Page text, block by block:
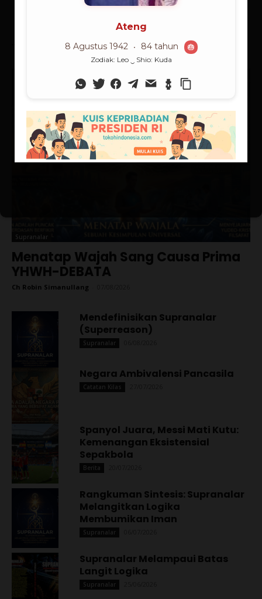
Supranalar
Menatap Wajah Sang Causa Prima
YHWH-DEBATA
Ch Robin Simanullang
Mendefinisikan Supranalar
(Superreason)
Supranalar
Negara Ambivalensi Pancasila
Catatan Kilas
Spanyol Juara, Messi Mati Kutu:
Kemenangan Eksistensial
Sepakbola
Berita
Rangkuman Sintesis: Supranalar
Melangitkan Logika
Membumikan Iman
Supranalar
Supranalar Melampaui Batas
Langit Logika
Supranalar